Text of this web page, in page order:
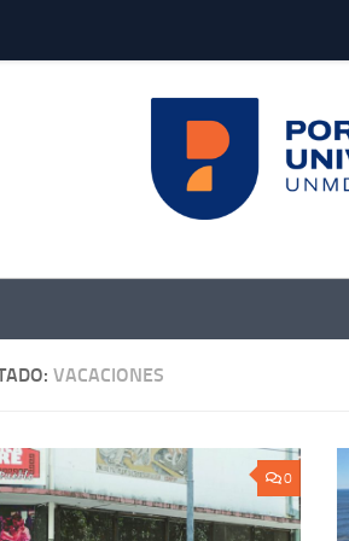
VACACIONES
0